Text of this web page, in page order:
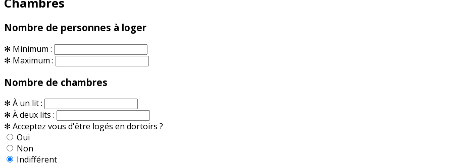
Nombre de personnes à loger
✻ Minimum :
✻ Maximum :
Nombre de chambres
✻ À un lit :
✻ À deux lits :
✻ Acceptez vous d'être logés en dortoirs ?
Oui
Non
Indifférent